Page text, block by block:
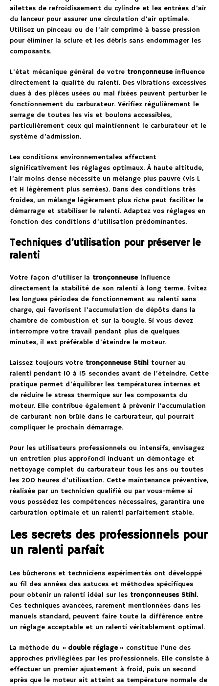
ailettes de refroidissement du cylindre et les entrées d’air
du lanceur pour assurer une circulation d’air optimale.
Utilisez un pinceau ou de l’air comprimé à basse pression
pour éliminer la sciure et les débris sans endommager les
composants.
L’état mécanique général de votre tronçonneuseinfluence
directement la qualité du ralenti. Des vibrations excessives
dues à des pièces usées ou mal fixées peuvent perturber le
fonctionnement du carburateur. Vérifiez régulièrement le
serrage de toutes les vis et boulons accessibles,
particulièrement ceux qui maintiennent le carburateur et le
système d’admission.
Les conditions environnementales affectent
significativement les réglages optimaux. À haute altitude,
l’air moins dense nécessite un mélange plus pauvre (vis L
et H légèrement plus serrées). Dans des conditions très
froides, un mélange légèrement plus riche peut faciliter le
démarrage et stabiliser le ralenti. Adaptez vos réglages en
fonction des conditions d’utilisation prédominantes.
Techniques d’utilisation pour préserver le
ralenti
Votre façon d’utiliser la tronçonneuseinfluence
directement la stabilité de son ralenti à long terme. Évitez
les longues périodes de fonctionnement au ralenti sans
charge, qui favorisent l’accumulation de dépôts dans la
chambre de combustion et sur la bougie. Si vous devez
interrompre votre travail pendant plus de quelques
minutes, il est préférable d’éteindre le moteur.
Laissez toujours votre tronçonneuse Stihl tourner au
ralenti pendant 10 à 15 secondes avant de l’éteindre. Cette
pratique permet d’équilibrer les températures internes et
de réduire le stress thermique sur les composants du
moteur. Elle contribue également à prévenir l’accumulation
de carburant non brûlé dans le carburateur, qui pourrait
compliquer le prochain démarrage.
Pour les utilisateurs professionnels ou intensifs, envisagez
un entretien plus approfondi incluant un démontage et
nettoyage complet du carburateur tous les ans ou toutes
les 200 heures d’utilisation. Cette maintenance préventive,
réalisée par un technicien qualifié ou par vous-même si
vous possédez les compétences nécessaires, garantira une
carburation optimale et un ralenti parfaitement stable.
Les secrets des professionnels pour
un ralenti parfait
Les bûcherons et techniciens expérimentés ont développé
au fil des années des astuces et méthodes spécifiques
pour obtenir un ralenti idéal sur les tronçonneuses Stihl.
Ces techniques avancées, rarement mentionnées dans les
manuels standard, peuvent faire toute la différence entre
un réglage acceptable et un ralenti véritablement optimal.
La méthode du « double réglage» constitue l’une des
approches privilégiées par les professionnels. Elle consiste à
effectuer un premier ajustement à froid, puis un second
après que le moteur ait atteint sa température normale de